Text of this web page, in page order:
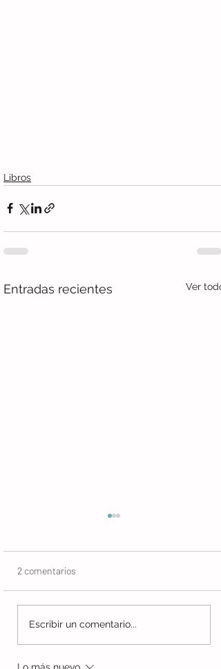
Libros
Entradas recientes Ver todo
Mala noche, parir hembra
2 comentarios
Escribir un comentario...